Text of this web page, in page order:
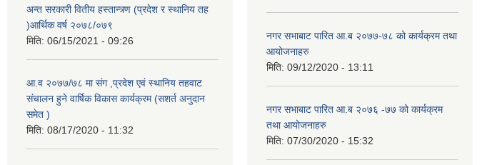
अन्त सरकारी वितीय हस्तान्त्र्ण (प्रदेश र स्थानिय तह
)आर्थिक वर्ष २०७८/०७९
मिति: 06/15/2021 - 09:26
आ.व २०७७/७८ मा संग ,प्रदेश एवं स्थानिय तहवाट
संचालन हुने वार्षिक विकास कार्यक्रम (सशर्त अनुदान
समेत )
मिति: 08/17/2020 - 11:32
नगर सभाबाट पारित आ.ब २०७७-७८ को कार्यक्रम तथा
आयोजनाहरु
मिति: 09/12/2020 - 13:11
नगर सभाबाट पारित आ.ब २०७६ -७७ को कार्यक्रम
तथा आयोजनाहरु
मिति: 07/30/2020 - 15:32